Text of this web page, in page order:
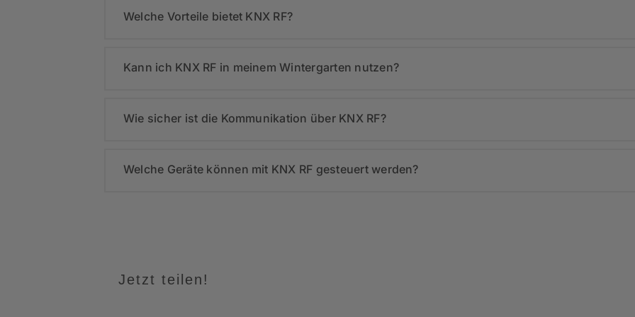
Welche Vorteile bietet KNX RF?
Kann ich KNX RF in meinem Wintergarten nutzen?
Wie sicher ist die Kommunikation über KNX RF?
Welche Geräte können mit KNX RF gesteuert werden?
Jetzt teilen!